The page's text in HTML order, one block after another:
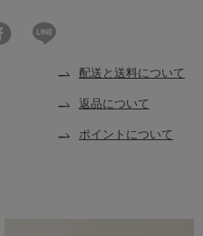
配送と送料について
返品について
ポイントについて